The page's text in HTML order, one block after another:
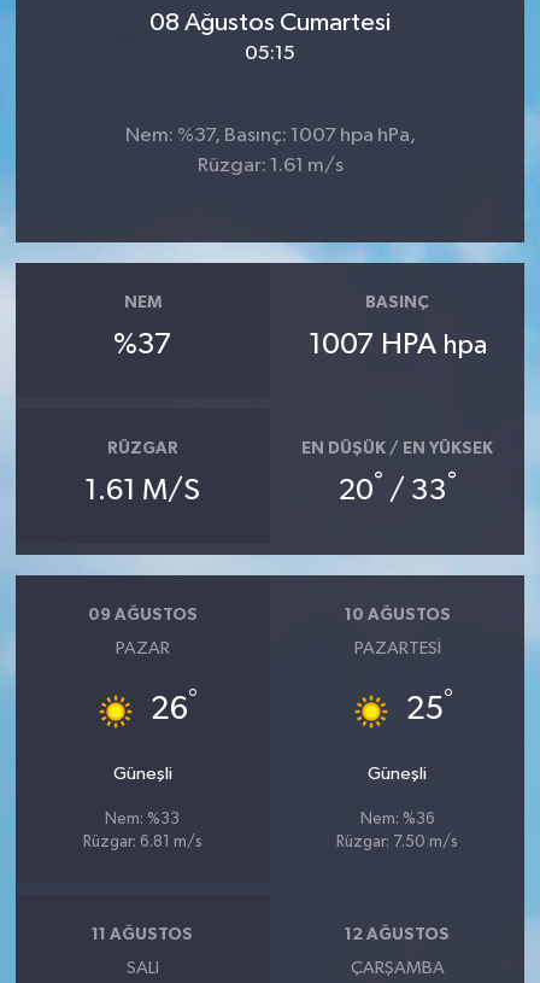
08 Ağustos Cumartesi
05:15
Nem: %37, Basınç: 1007 hpa hPa,
Rüzgar: 1.61 m/s
NEM
%37
BASINÇ
1007 HPA hpa
RÜZGAR
1.61 M/S
EN DÜŞÜK / EN YÜKSEK
20° / 33°
09 AĞUSTOS
PAZAR
26°
Güneşli
Nem: %33
Rüzgar: 6.81 m/s
10 AĞUSTOS
PAZARTESI
25°
Güneşli
Nem: %36
Rüzgar: 7.50 m/s
11 AĞUSTOS
SALI
12 AĞUSTOS
ÇARŞAMBA
YEREL YÖNETİM
MEDYA
ÜÇÜNCÜ SAYFA
Yemek
SEÇİM 2014
KİM KİMDİR
ÇEK GÖNDER
HEDEF2020